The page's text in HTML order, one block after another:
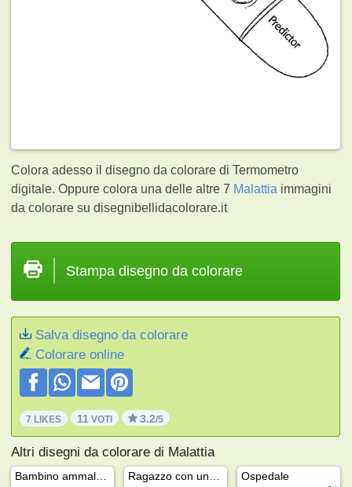
Colora adesso il disegno da colorare di Termometro
digitale. Oppure colora una delle altre 7 Malattia immagini
da colorare su disegnibellidacolorare.it
Stampa disegno da colorare
Salva disegno da colorare
Colorare online
7 LIKES 11 VOTI 3.2/5
Altri disegni da colorare di Malattia
Ospedale